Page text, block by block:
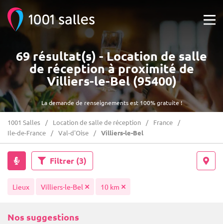
La demande de renseignements est 100% gratuite !
69 résultat(s) - Location de salle
de réception à proximité de
Villiers-le-Bel (95400)
1001 Salles Location de salle de réception
France
Ile-de-France
Val-d'Oise Villiers-le-Bel
Filtrer (3)
Lieux Villiers-le-Bel 10 km
Nos suggestions